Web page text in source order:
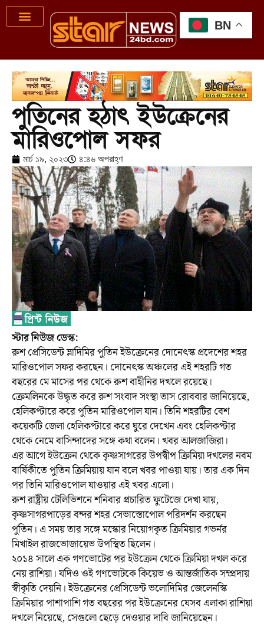
পুতিনের হঠাৎ ইউক্রেনের
মারিওপোল সফর
মার্চ ১৯, ২০২৩ ৪:৪৬ অপরাহ্ণ
স্টার নিউজ ডেস্ক:
রুশ প্রেসিডেন্ট ভ্লাদিমির পুতিন ইউক্রেনের দোনেৎস্ক প্রদেশের শহর
মারিওপোল সফর করছেন। দোনেৎস্ক অঞ্চলের এই শহরটি গত
বছরের মে মাসের পর থেকে রুশ বাহীনির দখলে রয়েছে।
ক্রেমলিনকে উদ্ধৃত করে রুশ সংবাদ সংস্থা তাস রোববার জানিয়েছে,
হেলিকপ্টারে করে পুতিন মারিওপোল যান। তিনি শহরটির বেশ
কয়েকটি জেলা হেলিকপ্টারে করে ঘুরে দেখেন এবং হেলিকপ্টার
থেকে নেমে বাসিন্দাদের সঙ্গে কথা বলেন। খবর আলজাজিরা।
এর আগে ইউক্রেন থেকে কৃষ্ণসাগরের উপদ্বীপ ক্রিমিয়া দখলের নবম
বার্ষিকীতে পুতিন ক্রিমিয়ায় যান বলে খবর পাওয়া যায়। তার এক দিন
পর তিনি মারিওপোল যাওয়ার এই খবর এলো।
রুশ রাষ্ট্রীয় টেলিভিশনে শনিবার প্রচারিত ফুটেজে দেখা যায়,
কৃষ্ণসাগরপাড়ের বন্দর শহর সেভাস্তোপোল পরিদর্শন করছেন
পুতিন। এ সময় তার সঙ্গে মস্কোর নিয়োগকৃত ক্রিমিয়ার গভর্নর
মিখাইল রাজভোজায়েভ উপস্থিত ছিলেন।
২০১৪ সালে এক গণভোটের পর ইউক্রেন থেকে ক্রিমিয়া দখল করে
নেয় রাশিয়া। যদিও ওই গণভোটকে কিয়েভ ও আন্তর্জাতিক সম্প্রদায়
স্বীকৃতি দেয়নি। ইউক্রেনের প্রেসিডেন্ট ভলোদিমির জেলেনস্কি
ক্রিমিয়ার পাশাপাশি গত বছরের পর ইউক্রেনের যেসব এলাকা রাশিয়া
দখলে নিয়েছে, সেগুলো ছেড়ে দেওয়ার দাবি জানিয়েছেন।
BN